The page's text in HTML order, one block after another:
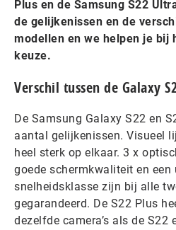
Plus en de Samsung S22
de gelijkenissen en de
modellen en we helpen je bij
keuze.
Verschil tussen de Galaxy
De Samsung Galaxy S22 en
aantal gelijkenissen. Visueel
heel sterk op elkaar. 3 x
goede schermkwaliteit en een
snelheidsklasse zijn bij alle
gegarandeerd. De S22 Plus
dezelfde camera’s als de S22